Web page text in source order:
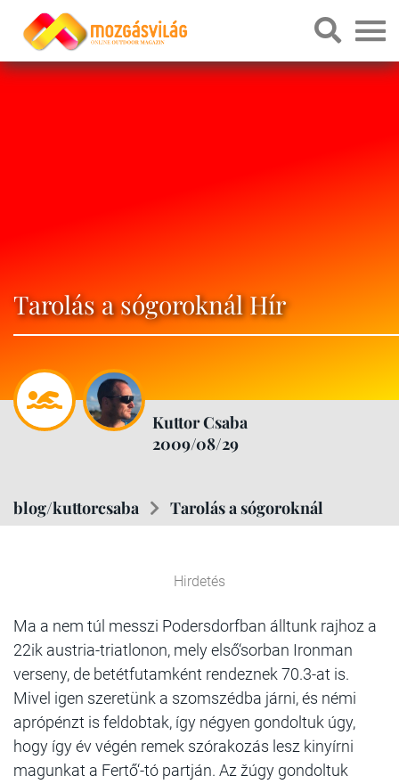
Tarolás a sógoroknál Hír
Kuttor Csaba
2009/08/29
blog/kuttorcsaba Tarolás a sógoroknál
Hirdetés
Ma a nem túl messzi Podersdorfban álltunk rajhoz a
22ik austria-triatlonon, mely első‘sorban Ironman
verseny, de betétfutamként rendeznek 70.3-at is.
Mivel igen szeretünk a szomszédba járni, és némi
aprópénzt is feldobtak, így négyen gondoltuk úgy,
hogy így év végén remek szórakozás lesz kinyírni
magunkat a Fertő‘-tó partján. Az žúgy gondoltuk